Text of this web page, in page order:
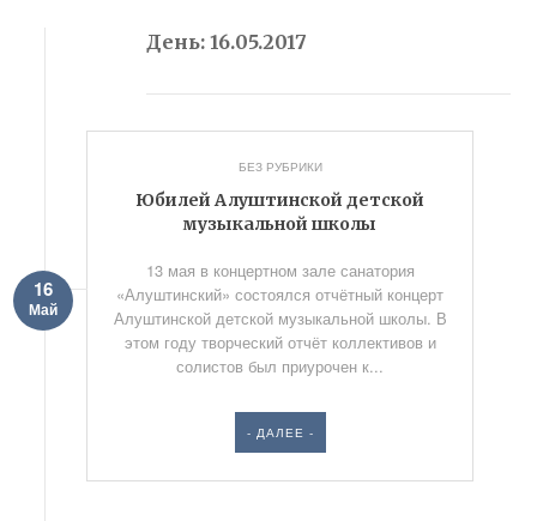
День:16.05.2017
БЕЗ РУБРИКИ
Юбилей Алуштинской детской
музыкальной школы
16
Май
13 мая в концертном зале санатория
«Алуштинский» состоялся отчётный концерт
Алуштинской детской музыкальной школы. В
этом году творческий отчёт коллективов и
солистов был приурочен к...
- ДАЛЕЕ -